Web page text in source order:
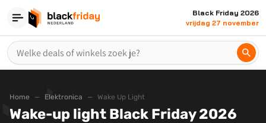
Black Friday 2026
vrijdag 27 november
Home Elektronica Wake Up Light
Wake-up light Black Friday 2026